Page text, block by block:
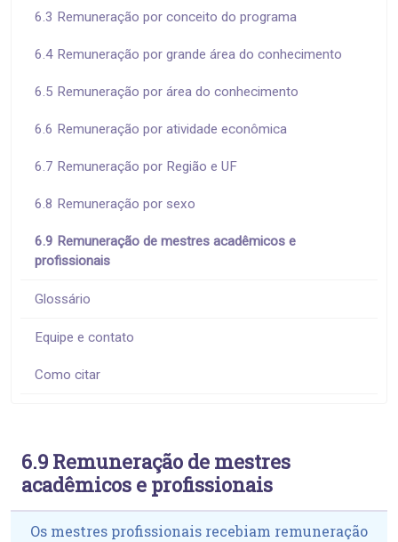
6.3 Remuneração por conceito do programa
6.4 Remuneração por grande área do conhecimento
6.5 Remuneração por área do conhecimento
6.6 Remuneração por atividade econômica
6.7 Remuneração por Região e UF
6.8 Remuneração por sexo
6.9 Remuneração de mestres acadêmicos e
profissionais
Glossário
Equipe e contato
Como citar
6.9 Remuneração de mestres
acadêmicos e profissionais
Os mestres profissionais recebiam remuneração